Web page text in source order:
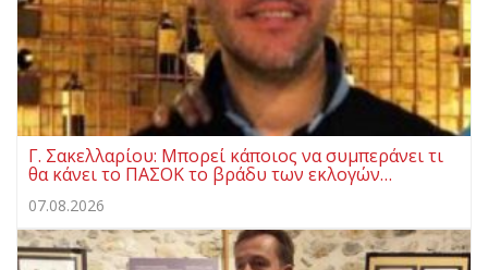
Γ. Σακελλαρίου: Μπορεί κάποιος να συμπεράνει τι
θα κάνει το ΠΑΣΟΚ το βράδυ των εκλογών…
07.08.2026